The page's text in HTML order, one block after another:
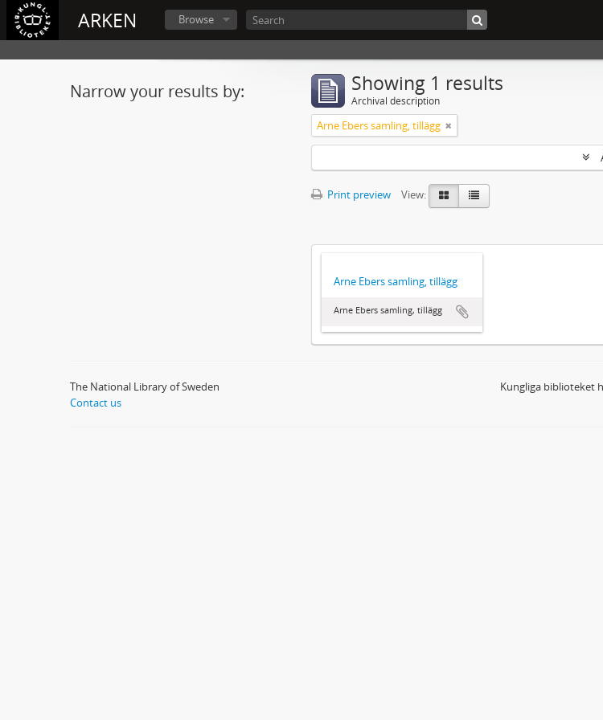
ARKEN Browse
Narrow your results by: Showing 1 results
Archival description
Arne Ebers samling, tillägg
Print preview
View:
Arne Ebers samling, tillägg
Arne Ebers samling, tillägg
The National Library of Sweden
Contact us
Kungliga biblioteket